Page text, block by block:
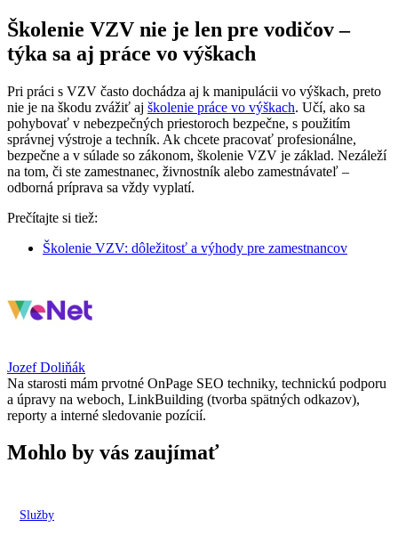
Školenie VZV nie je len pre vodičov –
týka sa aj práce vo výškach
Pri práci s VZV často dochádza aj k manipulácii vo výškach, preto
nie je na škodu zvážiť aj školenie práce vo výškach. Učí, ako sa
pohybovať v nebezpečných priestoroch bezpečne, s použitím
správnej výstroje a techník. Ak chcete pracovať profesionálne,
bezpečne a v súlade so zákonom, školenie VZV je základ. Nezáleží
na tom, či ste zamestnanec, živnostník alebo zamestnávateľ –
odborná príprava sa vždy vyplatí.
Prečítajte si tiež:
Školenie VZV: dôležitosť a výhody pre zamestnancov
Jozef Doliňák
Na starosti mám prvotné OnPage SEO techniky, technickú podporu
a úpravy na weboch, LinkBuilding (tvorba spätných odkazov),
reporty a interné sledovanie pozícií.
Mohlo by vás zaujímať
Služby